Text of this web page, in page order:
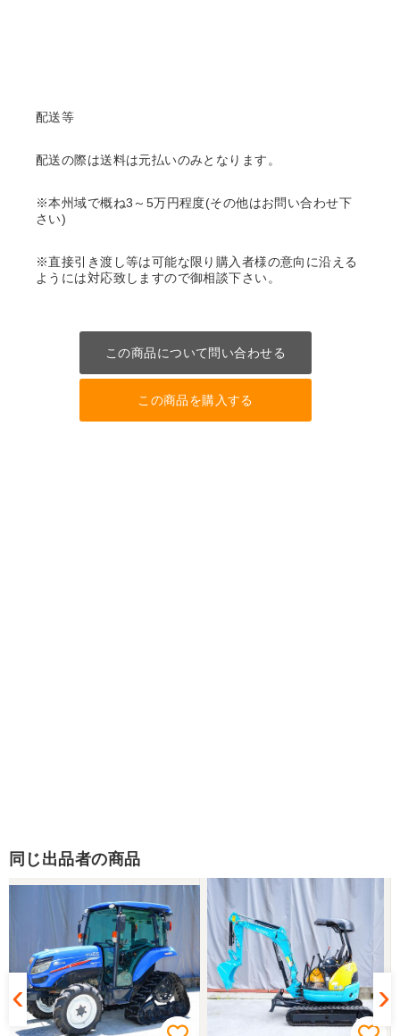
配送等
配送の際は送料は元払いのみとなります。
※本州域で概ね3～5万円程度(その他はお問い合わせ下
さい)
※直接引き渡し等は可能な限り購入者様の意向に沿える
ようには対応致しますので御相談下さい。
この商品について問い合わせる
この商品を購入する
同じ出品者の商品